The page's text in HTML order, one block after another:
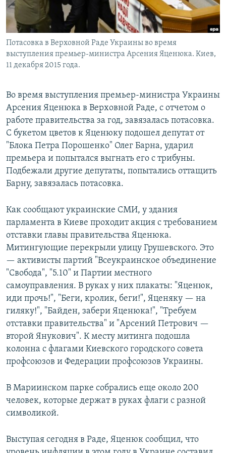
Հայերեն
English
Русский
Потасовка в Верховной Раде Украины во время
выступления премьер-министра Арсения Яценюка. Киев,
11 декабря 2015 года.
Во время выступления премьер-министра Украины
Арсения Яценюка в Верховной Раде, с отчетом о
работе правительства за год, завязалась потасовка.
С букетом цветов к Яценюку подошел депутат от
"Блока Петра Порошенко" Олег Барна, ударил
премьера и попытался выгнать его с трибуны.
Подбежали другие депутаты, попытались оттащить
Барну, завязалась потасовка.
Как сообщают украинские СМИ, у здания
парламента в Киеве проходит акция с требованием
отставки главы правительства Яценюка.
Митингующие перекрыли улицу Грушевского. Это
— активисты партий "Всеукраинское объединение
"Свобода", "5.10" и Партии местного
самоуправления. В руках у них плакаты: "Яценюк,
иди прочь!", "Беги, кролик, беги!", Яценяку — на
гиляку!", "Байден, забери Яценюка!", "Требуем
отставки правительства" и "Арсений Петрович —
второй Янукович". К месту митинга подошла
колонна с флагами Киевского городского совета
профсоюзов и Федерации профсоюзов Украины.
В Мариинском парке собрались еще около 200
человек, которые держат в руках флаги с разной
символикой.
Выступая сегодня в Раде, Яценюк сообщил, что